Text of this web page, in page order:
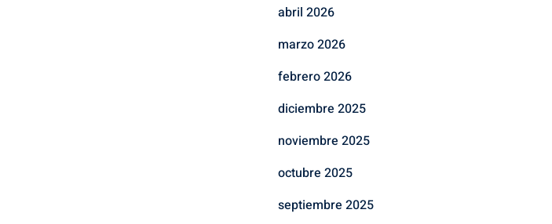
abril 2026
marzo 2026
febrero 2026
diciembre 2025
noviembre 2025
octubre 2025
septiembre 2025